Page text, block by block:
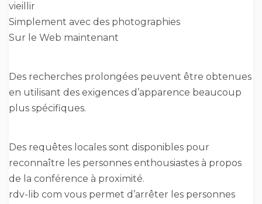
vieillir
Simplement avec des photographies
Sur le Web maintenant
Des recherches prolongées peuvent être obtenues
en utilisant des exigences d’apparence beaucoup
plus spécifiques.
Des requêtes locales sont disponibles pour
reconnaître les personnes enthousiastes à propos
de la conférence à proximité.
rdv-lib com vous permet d’arrêter les personnes